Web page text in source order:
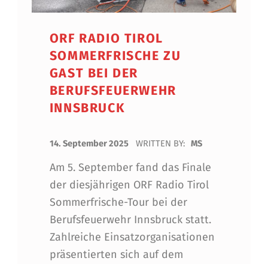
ORF RADIO TIROL
SOMMERFRISCHE ZU
GAST BEI DER
BERUFSFEUERWEHR
INNSBRUCK
14. September 2025 WRITTEN BY: MS
Am 5. September fand das Finale
der diesjährigen ORF Radio Tirol
Sommerfrische-Tour bei der
Berufsfeuerwehr Innsbruck statt.
Zahlreiche Einsatzorganisationen
präsentierten sich auf dem